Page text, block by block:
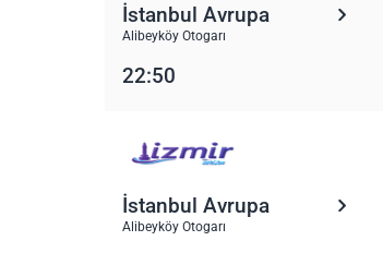
İstanbul Avrupa
Alibeyköy Otogarı
22:50
İstanbul Avrupa
Alibeyköy Otogarı